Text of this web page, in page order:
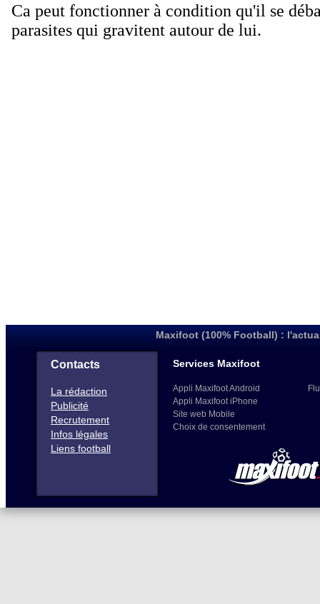
Maxifoot (100% Football) :
Contacts
La rédaction
Publicité
Recrutement
Infos légales
Liens football
Services Maxifoot
Appli Maxifoot Android
Appli Maxifoot iPhone
Site web Mobile
Choix de consentement